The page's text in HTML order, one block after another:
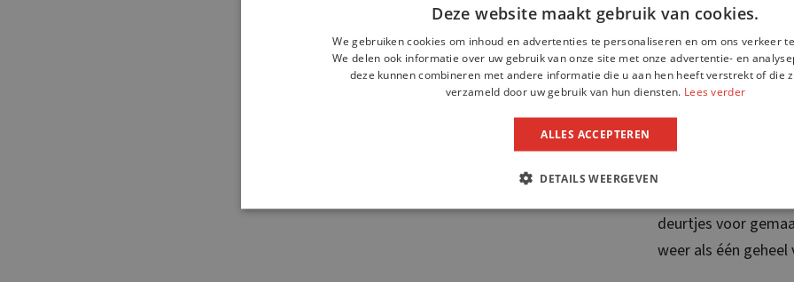
Daarnaast wilden
functioneert als
wel bij de keuken
is dus op maat
Ook al was het
elementen kregen
in, maar waren
deurtjes voor
weer als één geheel
Deze website maakt gebruik van cookies.
We gebruiken cookies om inhoud en advertenties te personaliseren en om ons verkeer
We delen ook informatie over uw gebruik van onze site met onze advertentie- en
deze kunnen combineren met andere informatie die u aan hen heeft verstrekt of die
verzameld door uw gebruik van hun diensten. Lees verder
ALLES ACCEPTEREN
DETAILS WEERGEVEN